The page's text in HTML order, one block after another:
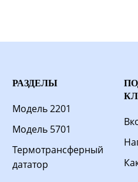
РАЗДЕЛЫ
Модель 2201
Модель 5701
Термотрансферный
дататор